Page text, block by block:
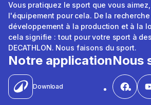
Vous pratiquez le sport que vous
l'équipement pour cela. De la
développement à la production et à la
cela signifie : tout pour votre sport à
DECATHLON. Nous faisons du sport.
Notre application
Download
Nous